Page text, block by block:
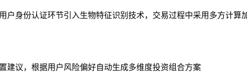
户身份认证环节引入生物特征识别技术，交易过程中采用多方计
建议，根据用户风险偏好自动生成多维度投资组合方案